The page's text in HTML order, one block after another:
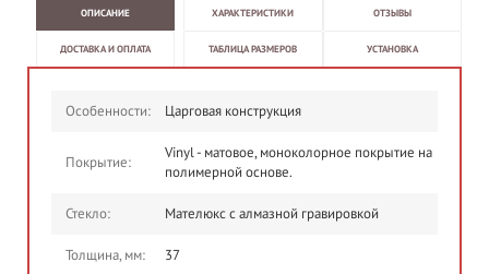
ОПИСАНИЕ ХАРАКТЕРИСТИКИ ОТЗЫВЫ
ДОСТАВКА И ОПЛАТА ТАБЛИЦА РАЗМЕРОВ УСТАНОВКА
Особенности: Царговая конструкция
Покрытие:
Vinyl - матовое, моноколорное покрытие на
полимерной основе.
Стекло: Мателюкс с алмазной гравировкой
Толщина, мм: 37